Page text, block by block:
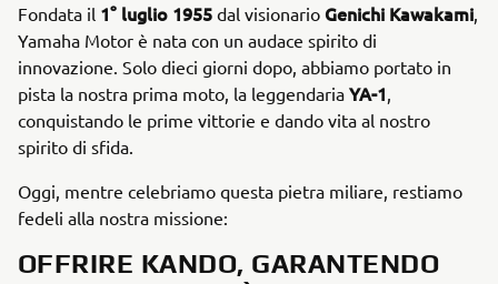
Fondata il 1° luglio 1955 dal visionario Genichi Kawakami,
Yamaha Motor è nata con un audace spirito di
innovazione. Solo dieci giorni dopo, abbiamo portato in
pista la nostra prima moto, la leggendaria YA-1,
conquistando le prime vittorie e dando vita al nostro
spirito di sfida.
Oggi, mentre celebriamo questa pietra miliare, restiamo
fedeli alla nostra missione:
OFFRIRE KANDO, GARANTENDO